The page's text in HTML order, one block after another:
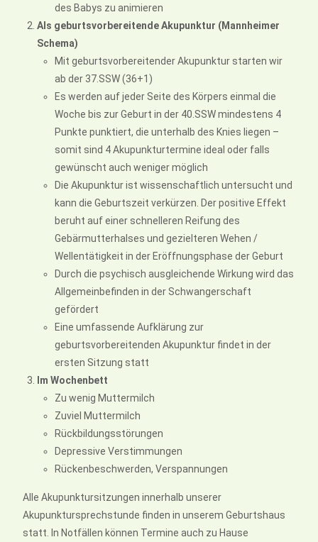
des Babys zu animieren
Als geburtsvorbereitende Akupunktur (Mannheimer
Schema)
Mit geburtsvorbereitender Akupunktur starten wir
ab der 37.SSW (36+1)
Es werden auf jeder Seite des Körpers einmal die
Woche bis zur Geburt in der 40.SSW mindestens 4
Punkte punktiert, die unterhalb des Knies liegen –
somit sind 4 Akupunkturtermine ideal oder falls
gewünscht auch weniger möglich
Die Akupunktur ist wissenschaftlich untersucht und
kann die Geburtszeit verkürzen. Der positive Effekt
beruht auf einer schnelleren Reifung des
Gebärmutterhalses und gezielteren Wehen /
Wellentätigkeit in der Eröffnungsphase der Geburt
Durch die psychisch ausgleichende Wirkung wird das
Allgemeinbefinden in der Schwangerschaft
gefördert
Eine umfassende Aufklärung zur
geburtsvorbereitenden Akupunktur findet in der
ersten Sitzung statt
Im Wochenbett
Zu wenig Muttermilch
Zuviel Muttermilch
Rückbildungsstörungen
Depressive Verstimmungen
Rückenbeschwerden, Verspannungen
Alle Akupunktursitzungen innerhalb unserer
Akupunktursprechstunde finden in unserem Geburtshaus
statt. In Notfällen können Termine auch zu Hause